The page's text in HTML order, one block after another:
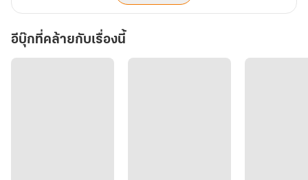
อีบุ๊กที่คล้ายกับเรื่องนี้